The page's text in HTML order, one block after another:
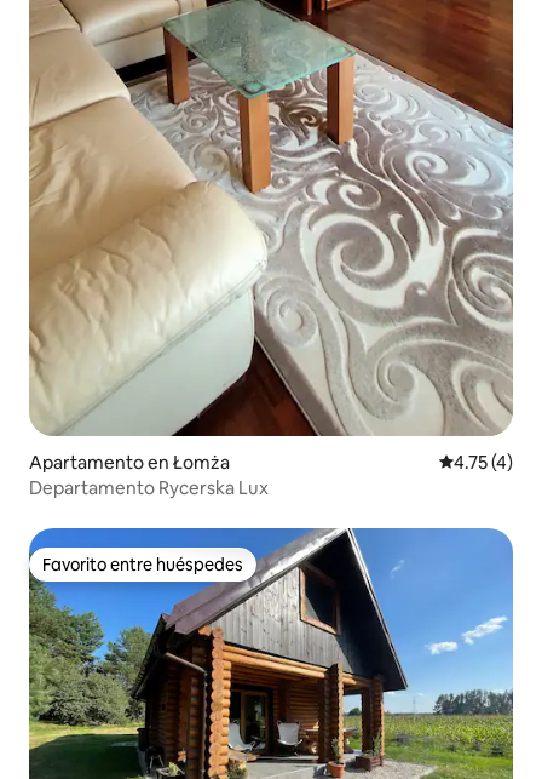
Apartamento en Łomża Calificación
4.75 (4)
Departamento Rycerska Lux
Favorito entre huéspedes
Favorito entre huéspedes